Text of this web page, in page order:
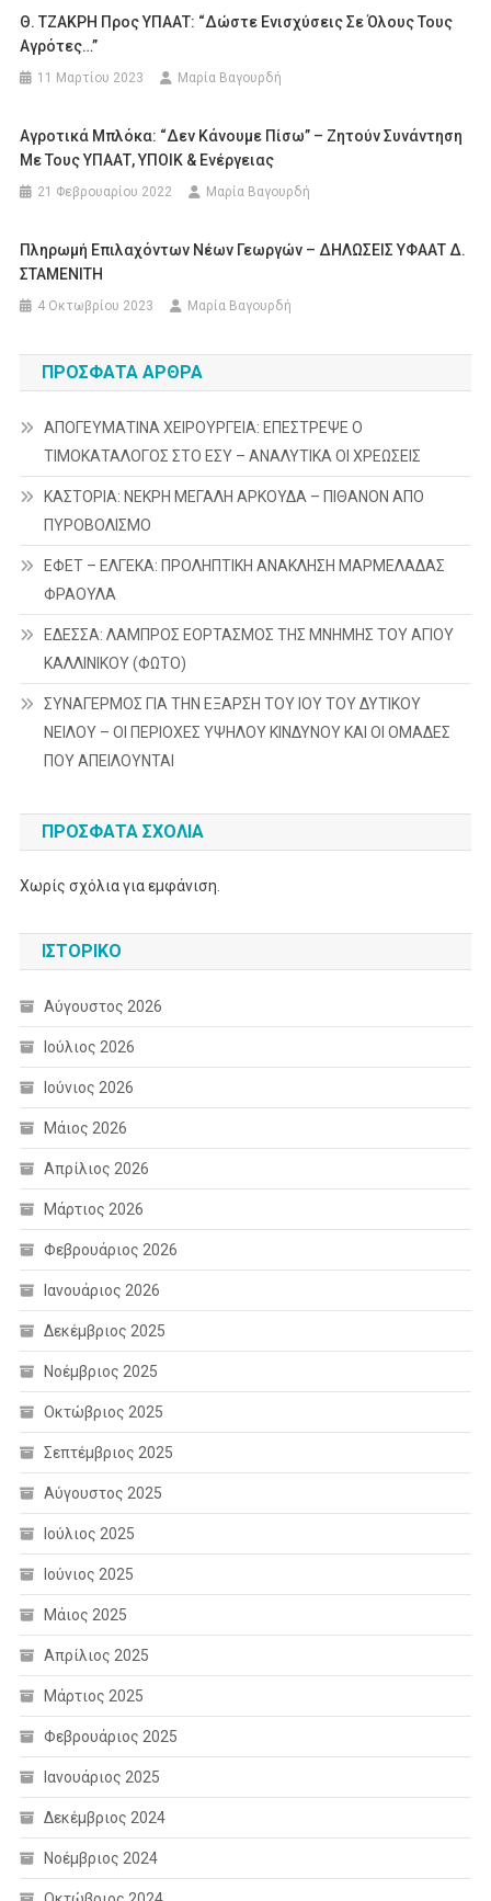
Θ. ΤΖΑΚΡΗ Προς ΥΠΑΑΤ: “Δώστε Ενισχύσεις Σε Όλους Τους
Αγρότες…”
11 Μαρτίου 2023 Μαρία Βαγουρδή
Αγροτικά Μπλόκα: “Δεν Κάνουμε Πίσω” – Ζητούν Συνάντηση
Με Τους ΥΠΑΑΤ, ΥΠΟΙΚ & Ενέργειας
21 Φεβρουαρίου 2022 Μαρία Βαγουρδή
Πληρωμή Επιλαχόντων Νέων Γεωργών – ΔΗΛΩΣΕΙΣ ΥΦΑΑΤ Δ.
ΣΤΑΜΕΝΙΤΗ
4 Οκτωβρίου 2023 Μαρία Βαγουρδή
ΠΡΌΣΦΑΤΑ ΆΡΘΡΑ
ΑΠΟΓΕΥΜΑΤΙΝΑ ΧΕΙΡΟΥΡΓΕΙΑ: ΕΠΕΣΤΡΕΨΕ Ο
ΤΙΜΟΚΑΤΑΛΟΓΟΣ ΣΤΟ ΕΣΥ – ΑΝΑΛΥΤΙΚΑ ΟΙ ΧΡΕΩΣΕΙΣ
ΚΑΣΤΟΡΙΑ: ΝΕΚΡΗ ΜΕΓΑΛΗ ΑΡΚΟΥΔΑ – ΠΙΘΑΝΟΝ ΑΠΟ
ΠΥΡΟΒΟΛΙΣΜΟ
ΕΦΕΤ – ΕΛΓΕΚΑ: ΠΡΟΛΗΠΤΙΚΗ ΑΝΑΚΛΗΣΗ ΜΑΡΜΕΛΑΔΑΣ
ΦΡΑΟΥΛΑ
ΕΔΕΣΣΑ: ΛΑΜΠΡΟΣ ΕΟΡΤΑΣΜΟΣ ΤΗΣ ΜΝΗΜΗΣ ΤΟΥ ΑΓΙΟΥ
ΚΑΛΛΙΝΙΚΟΥ (ΦΩΤΟ)
ΣΥΝΑΓΕΡΜΟΣ ΓΙΑ ΤΗΝ ΕΞΑΡΣΗ ΤΟΥ ΙΟΥ ΤΟΥ ΔΥΤΙΚΟΥ
ΝΕΙΛΟΥ – ΟΙ ΠΕΡΙΟΧΕΣ ΥΨΗΛΟΥ ΚΙΝΔΥΝΟΥ ΚΑΙ ΟΙ ΟΜΑΔΕΣ
ΠΟΥ ΑΠΕΙΛΟΥΝΤΑΙ
ΠΡΌΣΦΑΤΑ ΣΧΌΛΙΑ
Χωρίς σχόλια για εμφάνιση.
ΙΣΤΟΡΙΚΌ
Αύγουστος 2026
Ιούλιος 2026
Ιούνιος 2026
Μάιος 2026
Απρίλιος 2026
Μάρτιος 2026
Φεβρουάριος 2026
Ιανουάριος 2026
Δεκέμβριος 2025
Νοέμβριος 2025
Οκτώβριος 2025
Σεπτέμβριος 2025
Αύγουστος 2025
Ιούλιος 2025
Ιούνιος 2025
Μάιος 2025
Απρίλιος 2025
Μάρτιος 2025
Φεβρουάριος 2025
Ιανουάριος 2025
Δεκέμβριος 2024
Νοέμβριος 2024